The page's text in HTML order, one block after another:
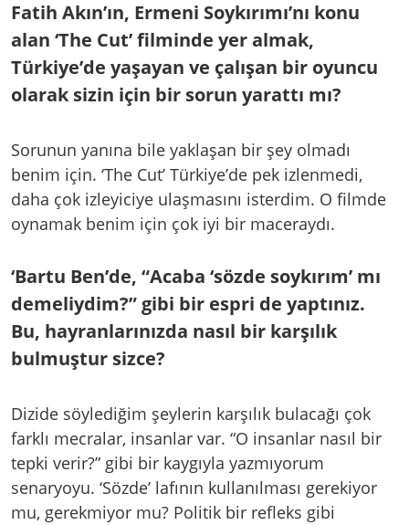
Fatih Akın’ın, Ermeni Soykırımı’nı konu
alan ‘The Cut’ filminde yer almak,
Türkiye’de yaşayan ve çalışan bir oyuncu
olarak sizin için bir sorun yarattı mı?
Sorunun yanına bile yaklaşan bir şey olmadı
benim için. ‘The Cut’ Türkiye’de pek izlenmedi,
daha çok izleyiciye ulaşmasını isterdim. O filmde
oynamak benim için çok iyi bir maceraydı.
‘Bartu Ben’de, “Acaba ‘sözde soykırım’ mı
demeliydim?” gibi bir espri de yaptınız.
Bu, hayranlarınızda nasıl bir karşılık
bulmuştur sizce?
Dizide söylediğim şeylerin karşılık bulacağı çok
farklı mecralar, insanlar var. “O insanlar nasıl bir
tepki verir?” gibi bir kaygıyla yazmıyorum
senaryoyu. ‘Sözde’ lafının kullanılması gerekiyor
mu, gerekmiyor mu? Politik bir refleks gibi